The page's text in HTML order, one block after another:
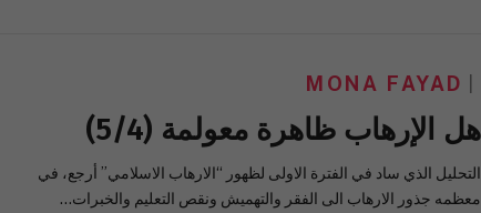
MONA FAYAD
التحليل الذي ساد في الفترة الاولى لظهور “الارهاب الاسلامي” أرجع، في
معظمه جذور الارهاب الى الفقر والتهميش ونقص التعليم والخبرات…